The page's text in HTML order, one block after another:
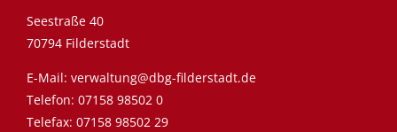
Seestraße 40
70794 Filderstadt
E-Mail: verwaltung@dbg-filderstadt.de
Telefon: 07158 98502 0
Telefax: 07158 98502 29